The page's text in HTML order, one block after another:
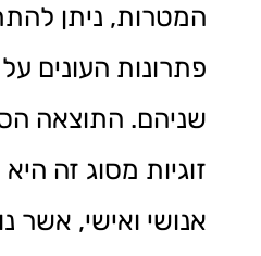
המטרות, ניתן
פתרונות העונים
שניהם. התוצאה
זוגיות מסוג זה
אנושי ואישי, אשר